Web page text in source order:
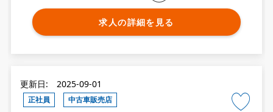
求人の詳細を見る
更新日: 2025-09-01
正社員 中古車販売店